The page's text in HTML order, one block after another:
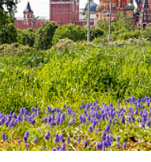
питомник»
Раменский р-н,
д 7а/1